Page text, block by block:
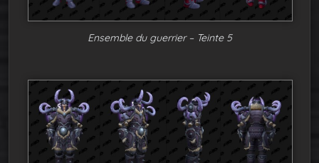
Ensemble du guerrier – Teinte 5